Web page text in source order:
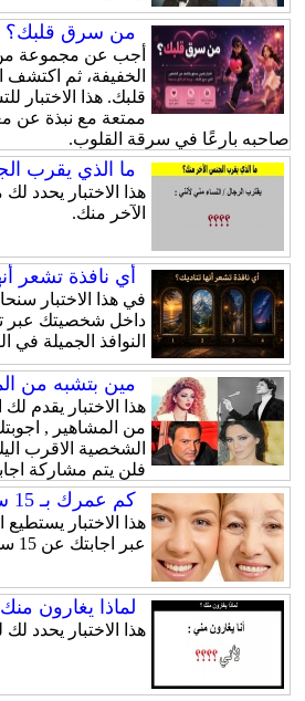
من سرق قلبك؟
أجب عن مجموعة من
الخفيفة، ثم
قلبك. هذا الاختبار
ممتعة مع نبذة عن
صاحبه بارعًا في سرقة القلوب.
ما الذي يقرب
هذا الاختبار يحدد
الآخر منك.
أي نافذة تشعر
في هذا الاختبار
داخل شخصيتك عبر
النوافذ الجميلة في
مين بتشبه من
هذا الاختبار يقدم
من المشاهير ,
الشخصية الاقرب
فلن يتم مشاركة
كم عمرك بـ 15 سؤال ؟
هذا الاختبار
عبر اجابتك عن 15 سؤال بكل صراحة.
لماذا يغارون
هذا الاختبار يحدد